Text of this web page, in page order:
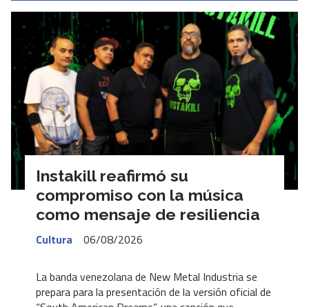
Instakill reafirmó su
compromiso con la música
como mensaje de resiliencia
Cultura 06/08/2026
La banda venezolana de New Metal Industria se
prepara para la presentación de la versión oficial de